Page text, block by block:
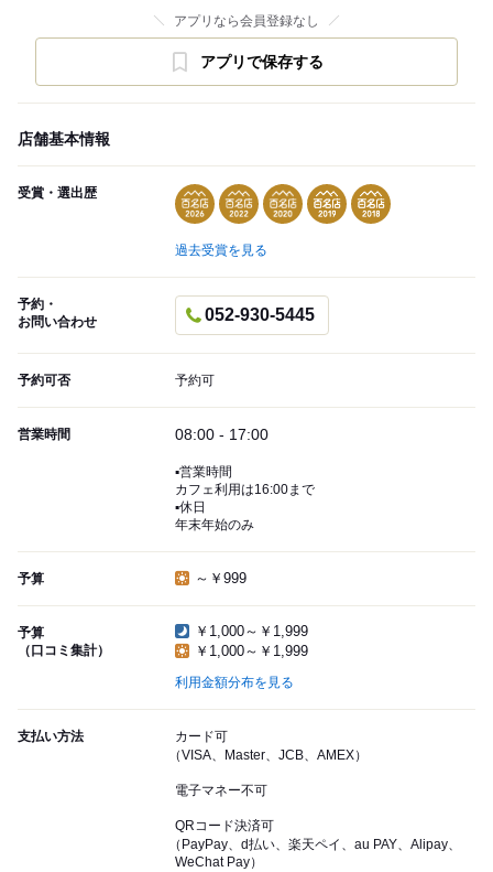
アプリなら会員登録なし
アプリで保存する
店舗基本情報
受賞・選出歴
過去受賞を見る
予約・
お問い合わせ
052-930-5445
予約可否 予約可
営業時間 08:00 - 17:00
▪️営業時間
カフェ利用は16:00まで
▪️休日
年末年始のみ
予算 ～￥999
予算
（口コミ集計）
￥1,000～￥1,999
￥1,000～￥1,999
利用金額分布を見る
支払い方法
カード可
（VISA、Master、JCB、AMEX）
電子マネー不可
QRコード決済可
（PayPay、d払い、楽天ペイ、au PAY、Alipay、
WeChat Pay）